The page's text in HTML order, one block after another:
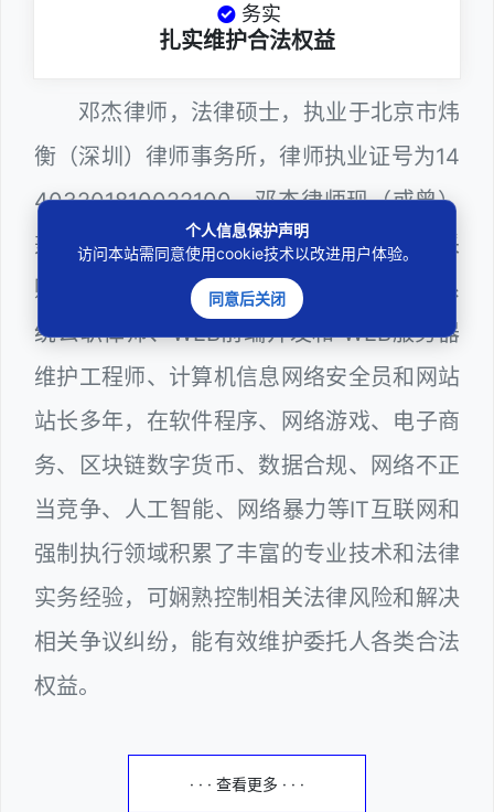
务实
扎实维护合法权益
邓杰律师，法律硕士，执业于北京市炜
衡（深圳）律师事务所，律师执业证号为14
403201810022100。邓杰律师现（或曾）
兼任深圳市人民政府听证员、深圳市政府采
购评审专家（法律类），深圳市某区政府系
统公职律师、WEB前端开发和 WEB服务器
维护工程师、计算机信息网络安全员和网站
站长多年，在软件程序、网络游戏、电子商
务、区块链数字货币、数据合规、网络不正
当竞争、人工智能、网络暴力等IT互联网和
强制执行领域积累了丰富的专业技术和法律
实务经验，可娴熟控制相关法律风险和解决
相关争议纠纷，能有效维护委托人各类合法
权益。
· · · 查看更多 · · ·
个人信息保护声明
访问本站需同意使用cookie技术以改进用户体验。
同意后关闭